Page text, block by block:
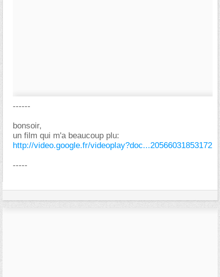
------
bonsoir,
un film qui m'a beaucoup plu:
http://video.google.fr/videoplay?doc...20566031853172
-----